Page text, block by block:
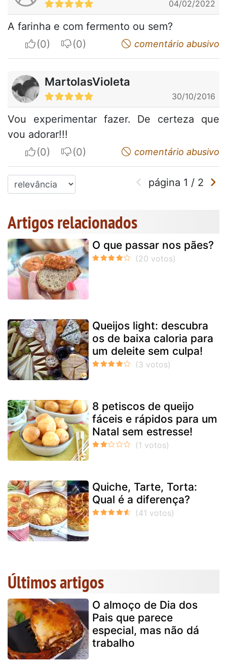
04/02/2022
A farinha e com fermento ou sem?
I apreciateI do not appreciatecomentário abusivo
MartolasVioleta
30/10/2016
Vou experimentar fazer. De certeza que
vou adorar!!!
I apreciateI do not appreciatecomentário abusivo
página 1 / 2
Artigos relacionados
O que passar nos pães?
Queijos light: descubra
os de baixa caloria para
um deleite sem culpa!
8 petiscos de queijo
fáceis e rápidos para um
Natal sem estresse!
Quiche, Tarte, Torta:
Qual é a diferença?
Últimos artigos
O almoço de Dia dos
Pais que parece
especial, mas não dá
trabalho